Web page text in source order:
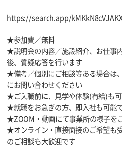
https://search.app/
★参加費／無料
★説明会の内容／施設紹介、お仕事
後、質疑応答を行います
★備考／個別にご相談等ある場合は
にお問い合わせください
★ご入職前に、見学や体験(有給)も
★就職をお急ぎの方、即入社も可能
★ZOOM・動画にて事業所の様子を
★オンライン・直接面接のご希望も
のご相談も大歓迎です